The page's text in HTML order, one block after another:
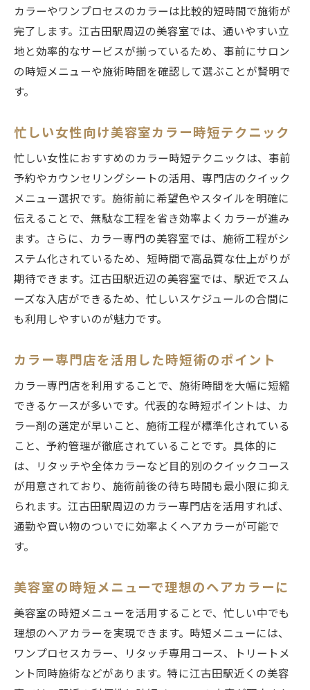
カラーやワンプロセスのカラーは比較的短時間で施術が
完了します。江古田駅周辺の美容室では、通いやすい立
地と効率的なサービスが揃っているため、事前にサロン
の時短メニューや施術時間を確認して選ぶことが賢明で
す。
忙しい女性向け美容室カラー時短テクニック
忙しい女性におすすめのカラー時短テクニックは、事前
予約やカウンセリングシートの活用、専門店のクイック
メニュー選択です。施術前に希望色やスタイルを明確に
伝えることで、無駄な工程を省き効率よくカラーが進み
ます。さらに、カラー専門の美容室では、施術工程がシ
ステム化されているため、短時間で高品質な仕上がりが
期待できます。江古田駅近辺の美容室では、駅近でスム
ーズな入店ができるため、忙しいスケジュールの合間に
も利用しやすいのが魅力です。
カラー専門店を活用した時短術のポイント
カラー専門店を利用することで、施術時間を大幅に短縮
できるケースが多いです。代表的な時短ポイントは、カ
ラー剤の選定が早いこと、施術工程が標準化されている
こと、予約管理が徹底されていることです。具体的に
は、リタッチや全体カラーなど目的別のクイックコース
が用意されており、施術前後の待ち時間も最小限に抑え
られます。江古田駅周辺のカラー専門店を活用すれば、
通勤や買い物のついでに効率よくヘアカラーが可能で
す。
美容室の時短メニューで理想のヘアカラーに
美容室の時短メニューを活用することで、忙しい中でも
理想のヘアカラーを実現できます。時短メニューには、
ワンプロセスカラー、リタッチ専用コース、トリートメ
ント同時施術などがあります。特に江古田駅近くの美容